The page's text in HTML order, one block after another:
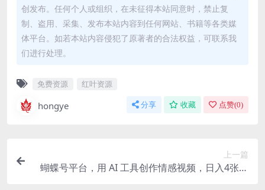
创发布。任何个人或组织，在未征得本站同意时，禁止复
制、盗用、采集、发布本站内容到任何网站、书籍等各类媒
体平台。如若本站内容侵犯了原著者的合法权益，可联系我
们进行处理。
免费资源 红叶资源
hongye 分享 收藏 点赞(0)
上一篇
蝴蝶号平台，用 AI 工具创作情感视频，日入4张很